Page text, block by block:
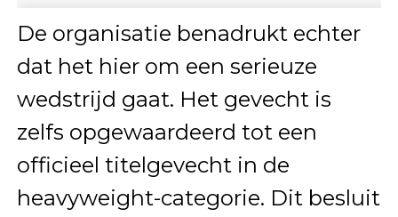
De organisatie benadrukt echter
dat het hier om een serieuze
wedstrijd gaat. Het gevecht is
zelfs opgewaardeerd tot een
officieel titelgevecht in de
heavyweight-categorie. Dit besluit